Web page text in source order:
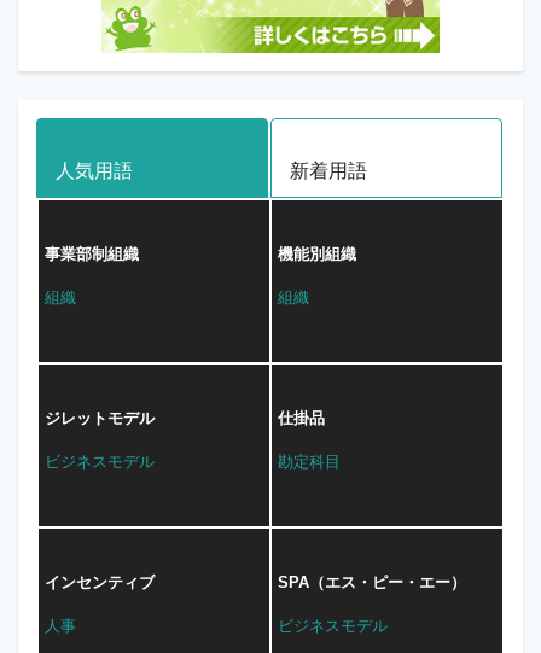
人気用語 新着用語
事業部制組織
組織
機能別組織
組織
ジレットモデル
ビジネスモデル
仕掛品
勘定科目
インセンティブ
人事
SPA（エス・ピー・エー）
ビジネスモデル